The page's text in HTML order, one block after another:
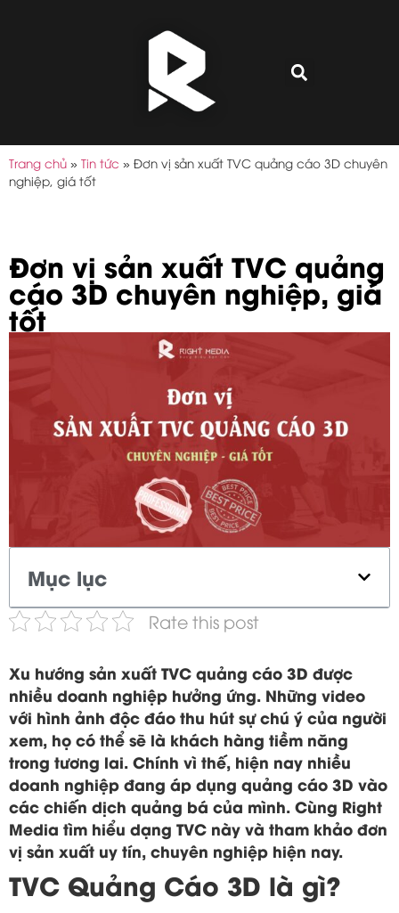
Trang chủ » Tin tức » Đơn vị sản xuất TVC quảng cáo 3D chuyên
nghiệp, giá tốt
Đơn vị sản xuất TVC quảng
cáo 3D chuyên nghiệp, giá
tốt
Mục lục
Rate this post
Xu hướng sản xuất TVC quảng cáo 3D được
nhiều doanh nghiệp hưởng ứng. Những video
với hình ảnh độc đáo thu hút sự chú ý của người
xem, họ có thể sẽ là khách hàng tiềm năng
trong tương lai. Chính vì thế, hiện nay nhiều
doanh nghiệp đang áp dụng quảng cáo 3D vào
các chiến dịch quảng bá của mình. Cùng Right
Media tìm hiểu dạng TVC này và tham khảo đơn
vị sản xuất uy tín, chuyên nghiệp hiện nay.
TVC Quảng Cáo 3D là gì?